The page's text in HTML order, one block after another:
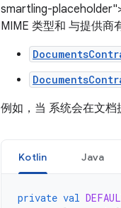
smartling-
MIME 类型和 与提供商
例如，当 系统会在文档
Kotlin Java
private val